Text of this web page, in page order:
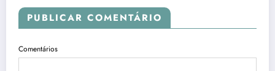
PUBLICAR COMENTÁRIO
Comentários